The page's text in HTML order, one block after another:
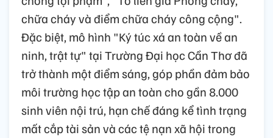
chữa cháy và điểm chữa cháy công cộng".
Đặc biệt, mô hình "Ký túc xá an toàn về an
ninh, trật tự" tại Trường Đại học Cần Thơ đã
trở thành một điểm sáng, góp phần đảm bảo
môi trường học tập an toàn cho gần 8.000
sinh viên nội trú, hạn chế đáng kể tình trạng
mất cắp tài sản và các tệ nạn xã hội trong